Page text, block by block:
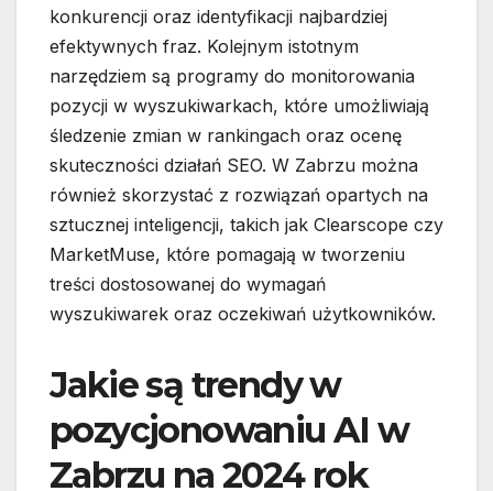
konkurencji oraz identyfikacji najbardziej
efektywnych fraz. Kolejnym istotnym
narzędziem są programy do monitorowania
pozycji w wyszukiwarkach, które umożliwiają
śledzenie zmian w rankingach oraz ocenę
skuteczności działań SEO. W Zabrzu można
również skorzystać z rozwiązań opartych na
sztucznej inteligencji, takich jak Clearscope czy
MarketMuse, które pomagają w tworzeniu
treści dostosowanej do wymagań
wyszukiwarek oraz oczekiwań użytkowników.
Jakie są trendy w
pozycjonowaniu AI w
Zabrzu na 2024 rok